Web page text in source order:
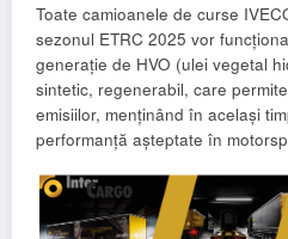
Toate camioanele de curse
sezonul ETRC 2025 vor
generație de HVO (ulei vegetal
sintetic, regenerabil, care
emisiilor, menținând în același
performanță așteptate în